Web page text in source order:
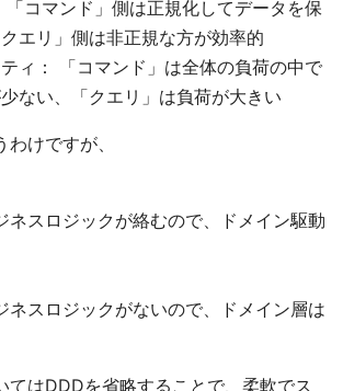
「コマンド」側は正規化してデータを保
エリ」側は非正規な方が効率的
ィ： 「コマンド」は全体の負荷の中で
ない、「クエリ」は負荷が大きい
けですが、
ネスロジックが絡むので、ドメイン駆動
ネスロジックがないので、ドメイン層は
てはDDDを省略することで、柔軟でス